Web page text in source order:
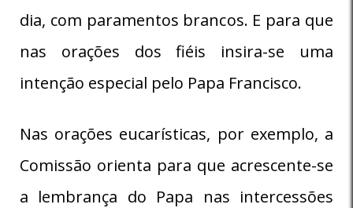
dia, com paramentos brancos. E para que
nas orações dos fiéis insira-se uma
intenção especial pelo Papa Francisco.
Nas orações eucarísticas, por exemplo, a
Comissão orienta para que acrescente-se
a lembrança do Papa nas intercessões